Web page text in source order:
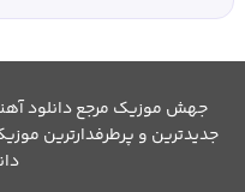
جهش موزیک مرجع دانلود
جدیدترین و پرطرفدارترین